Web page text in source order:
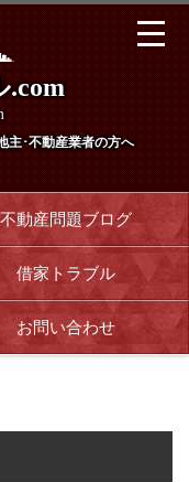
.com
主･不動産業者の方へ
不動産問題ブログ
借家トラブル
お問い合わせ